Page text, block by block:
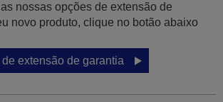
nossas opções de extensão de
novo produto, clique no botão abaixo
extensão de garantia